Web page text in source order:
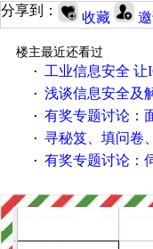
分享到：
收藏
楼主最近还看过
·
工业信息安全 让
· 浅谈信息安全及
· 有奖专题讨论：面对低压变频
· 寻秘笈、填问卷
· 有奖专题讨论：伺服选择